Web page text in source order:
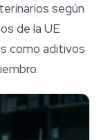
según
de la UE
como aditivos